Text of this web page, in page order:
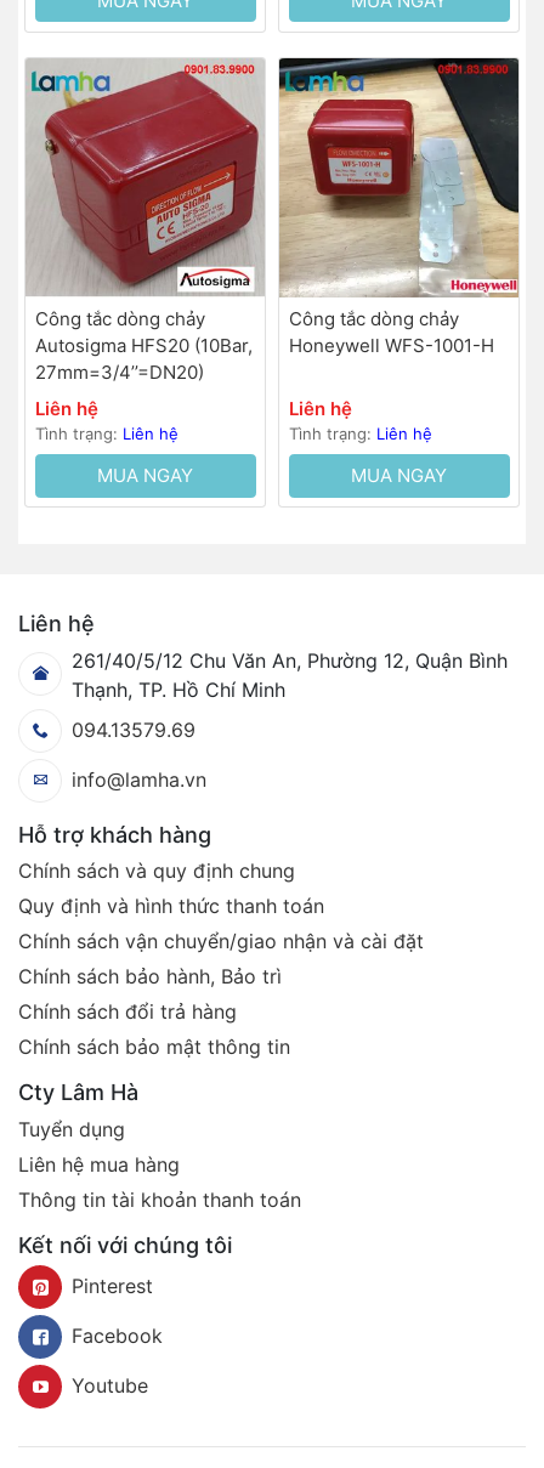
Công tắc dòng chảy
Autosigma HFS20 (10Bar,
27mm=3/4’’=DN20)
Liên hệ
Tình trạng: Liên hệ
MUA NGAY
Công tắc dòng chảy
Honeywell WFS-1001-H
Liên hệ
Tình trạng: Liên hệ
MUA NGAY
Liên hệ
261/40/5/12 Chu Văn An, Phường 12, Quận Bình
Thạnh, TP. Hồ Chí Minh
094.13579.69
info@lamha.vn
Hỗ trợ khách hàng
Chính sách và quy định chung
Quy định và hình thức thanh toán
Chính sách vận chuyển/giao nhận và cài đặt
Chính sách bảo hành, Bảo trì
Chính sách đổi trả hàng
Chính sách bảo mật thông tin
Cty Lâm Hà
Tuyển dụng
Liên hệ mua hàng
Thông tin tài khoản thanh toán
Kết nối với chúng tôi
Pinterest
Facebook
Youtube